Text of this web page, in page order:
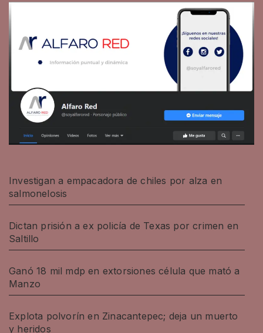
Investigan a empacadora de chiles por alza en
salmonelosis
Dictan prisión a ex policía de Texas por crimen en
Saltillo
Ganó 18 mil mdp en extorsiones célula que mató a
Manzo
Explota polvorín en Zinacantepec; deja un muerto
y heridos